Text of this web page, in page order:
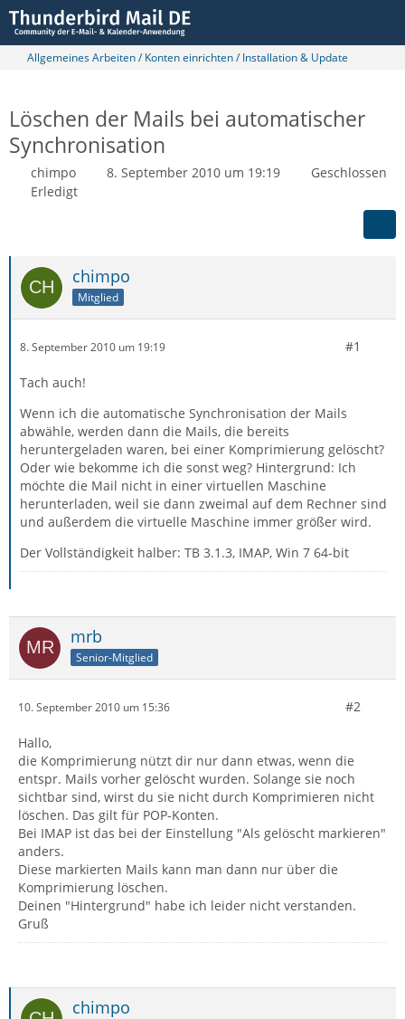
Allgemeines Arbeiten / Konten einrichten / Installation & Update
Löschen der Mails bei automatischer
Synchronisation
chimpo 8. September 2010 um 19:19
Geschlossen
Erledigt
chimpo
Mitglied
8. September 2010 um 19:19 #1
Tach auch!
Wenn ich die automatische Synchronisation der Mails
abwähle, werden dann die Mails, die bereits
heruntergeladen waren, bei einer Komprimierung gelöscht?
Oder wie bekomme ich die sonst weg? Hintergrund: Ich
möchte die Mail nicht in einer virtuellen Maschine
herunterladen, weil sie dann zweimal auf dem Rechner sind
und außerdem die virtuelle Maschine immer größer wird.
Der Vollständigkeit halber: TB 3.1.3, IMAP, Win 7 64-bit
mrb
Senior-Mitglied
10. September 2010 um 15:36 #2
Hallo,
die Komprimierung nützt dir nur dann etwas, wenn die
entspr. Mails vorher gelöscht wurden. Solange sie noch
sichtbar sind, wirst du sie nicht durch Komprimieren nicht
löschen. Das gilt für POP-Konten.
Bei IMAP ist das bei der Einstellung "Als gelöscht markieren"
anders.
Diese markierten Mails kann man dann nur über die
Komprimierung löschen.
Deinen "Hintergrund" habe ich leider nicht verstanden.
Gruß
chimpo